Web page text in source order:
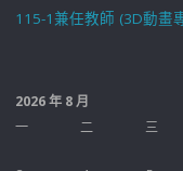
115-1兼任教師 (3D動畫
2026 年 8 月
一
二 三